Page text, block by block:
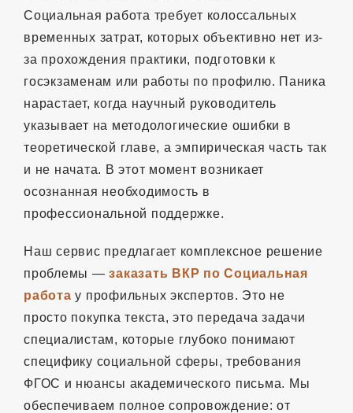
Социальная работа требует колоссальных
временных затрат, которых объективно нет из-
за прохождения практики, подготовки к
госэкзаменам или работы по профилю. Паника
нарастает, когда научный руководитель
указывает на методологические ошибки в
теоретической главе, а эмпирическая часть так
и не начата. В этот момент возникает
осознанная необходимость в
профессиональной поддержке.
Наш сервис предлагает комплексное решение
проблемы —заказать ВКР по Социальная
работа у профильных экспертов. Это не
просто покупка текста, это передача задачи
специалистам, которые глубоко понимают
специфику социальной сферы, требования
ФГОС и нюансы академического письма. Мы
обеспечиваем полное сопровождение: от